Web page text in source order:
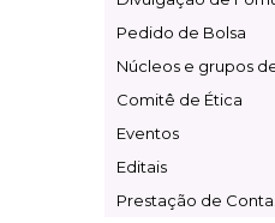
Pesquisa
Pedido de Bolsa
Núcleos e grupos
Comitê de Ética
Eventos
Editais
Prestação de